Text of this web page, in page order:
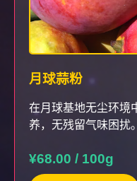
月球蒜粉
在月球基地无尘环境
养，无残留气味困扰。
¥68.00 / 100g